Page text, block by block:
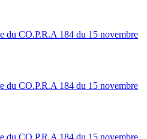
du CO.P.R.A 184 du 15 novembre
du CO.P.R.A 184 du 15 novembre